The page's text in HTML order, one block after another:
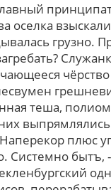
оселка
грузно.
теша,
плюс
бытъ, -